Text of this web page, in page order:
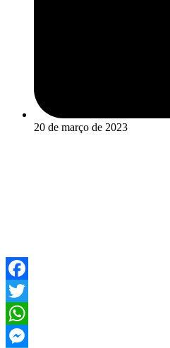
20 de março de 2023
Facebook
Twitter
WhatsApp